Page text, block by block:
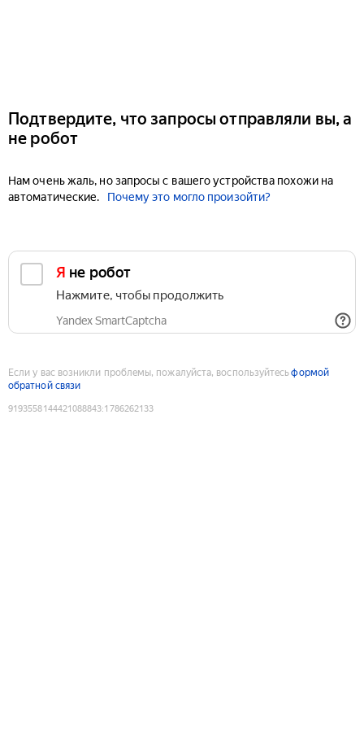
Подтвердите, что запросы отправляли вы, а
не робот
Нам очень жаль, но запросы с вашего устройства похожи на
автоматические.
Почему это могло произойти?
Я не робот
Нажмите, чтобы продолжить
Yandex SmartCaptcha
Если у вас возникли проблемы, пожалуйста, воспользуйтесьформой
обратной связи
9193558144421088843:1786262133